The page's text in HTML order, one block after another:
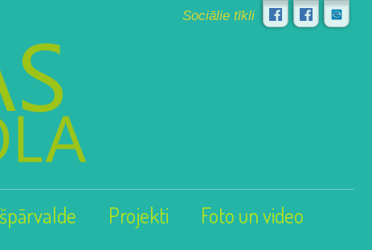
Sociālie tīkli
Projekti Foto un video